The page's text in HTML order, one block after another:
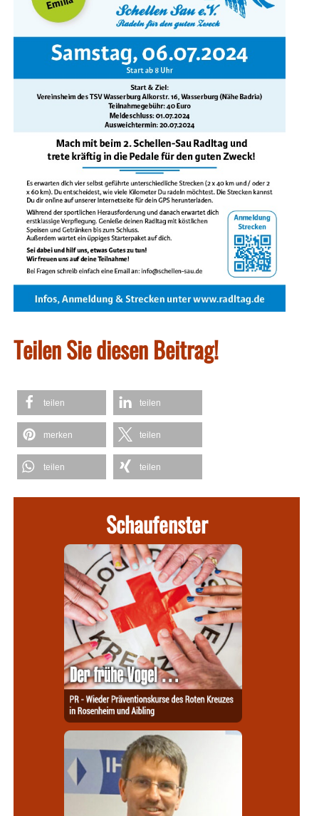
Teilen Sie diesen Beitrag!
teilen teilen
merken teilen
teilen teilen
Schaufenster